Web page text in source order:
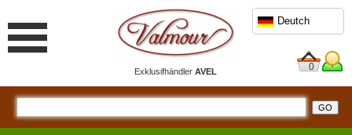
ExklusifhändlerAVEL
Deutch
0